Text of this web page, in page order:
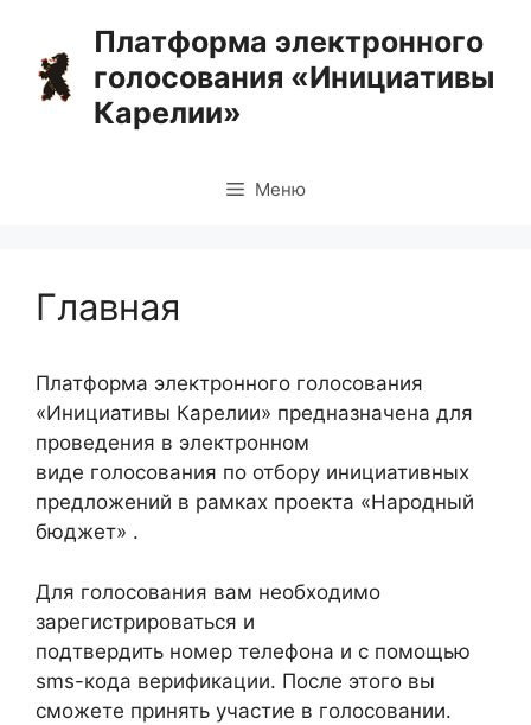
содержимому
Платформа электронного
голосования «Инициативы
Карелии»
Меню
Главная
Платформа электронного голосования
«Инициативы Карелии» предназначена для
проведения в электронном
виде голосования по отбору инициативных
предложений в рамках проекта «Народный
бюджет» .
Для голосования вам необходимо
зарегистрироваться и
подтвердить номер телефона и с помощью
sms-кода верификации. После этого вы
сможете принять участие в голосовании.